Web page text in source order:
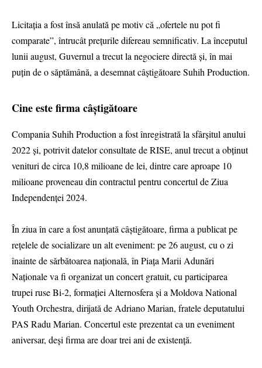
Licitația a fost însă anulată pe motiv că „ofertele nu pot fi
comparate”, întrucât prețurile difereau semnificativ. La începutul
lunii august, Guvernul a trecut la negociere directă și, în mai
puțin de o săptămână, a desemnat câștigătoare Suhih Production.
Cine este firma câștigătoare
Compania Suhih Production a fost înregistrată la sfârșitul anului
2022 și, potrivit datelor consultate de RISE, anul trecut a obținut
venituri de circa 10,8 milioane de lei, dintre care aproape 10
milioane proveneau din contractul pentru concertul de Ziua
Independenței 2024.
În ziua în care a fost anunțată câștigătoare, firma a publicat pe
rețelele de socializare un alt eveniment: pe 26 august, cu o zi
înainte de sărbătoarea națională, în Piața Marii Adunări
Naționale va fi organizat un concert gratuit, cu participarea
trupei ruse Bi-2, formației Alternosfera și a Moldova National
Youth Orchestra, dirijată de Adriano Marian, fratele deputatului
PAS Radu Marian. Concertul este prezentat ca un eveniment
aniversar, deși firma are doar trei ani de existență.